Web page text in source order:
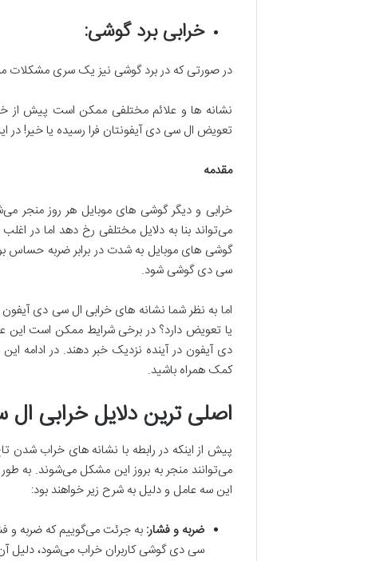
خرابی برد گوشی:
در صورتی که در برد گوشی نیز یک سری مشکلات
نشانه ها و علائم مختلفی ممکن است پیش از
تعویض ال سی دی آیفونتان فرا رسیده یا خیر! در
مقدمه
خرابی و دیگر گوشی های موبایل هر روز منجر
می‌تواند بنا به دلایل مختلفی رخ دهد اما در
سی دی گوشی شود.
اما به نظر شما نشانه های خرابی ال سی دی
یا تعویض دارد؟ در برخی شرایط ممکن است این
دی آیفون در آینده نزدیک خبر دهند. در ادامه
کمک همراه باشید.
اصلی ترین دلایل خرابی
پیش از اینکه در رابطه با نشانه های خراب شدن
این سه عامل و دلیل به شرح زیر خواهند بود:
ضربه و فشار:
سی دی گوشی کاربران خراب می‌شود، دلیل آن